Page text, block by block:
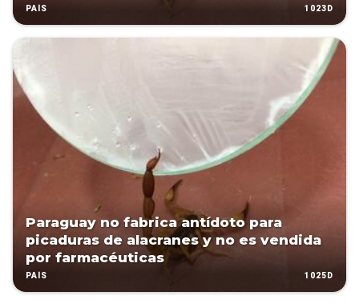
PAÍS 1023D
Paraguay no fabrica antídoto para
picaduras de alacranes y no es vendida
por farmacéuticas
PAÍS 1025D